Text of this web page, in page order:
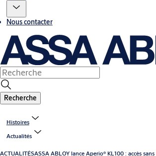
Nous contacter
Recherche
Histoires
Actualités
ACTUALITÉSASSA ABLOY lance Aperio® KL100 : accès